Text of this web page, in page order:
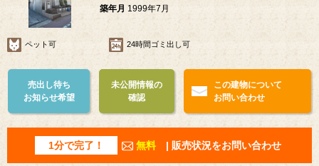
築年月 1999年7月
ペット可 24時間ゴミ出し可
売出し待ち
お知らせ希望
未公開情報の
確認
この建物について
お問い合わせ
1分で完了！ 無料 | 販売状況をお問い合わせ